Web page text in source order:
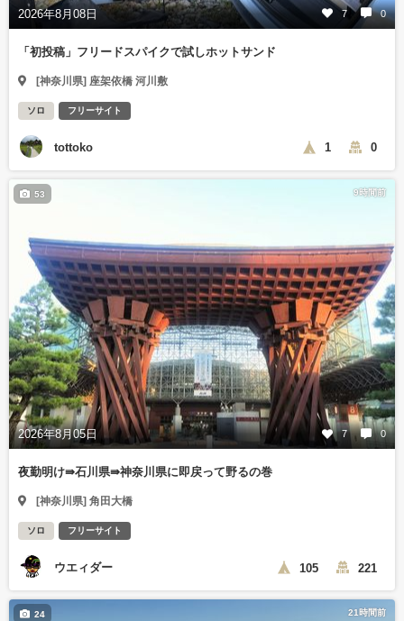
2026年8月08日 7 0
「初投稿」フリードスパイクで試しホットサンド
[神奈川県] 座架依橋 河川敷
ソロ フリーサイト
tottoko 1 0
9時間前
2026年8月05日 7 0
53
夜勤明け⇛石川県⇛神奈川県に即戻って野るの巻
[神奈川県] 角田大橋
ソロ フリーサイト
ウエィダー 105 221
21時間前
24